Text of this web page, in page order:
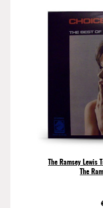
The Ramsey
The